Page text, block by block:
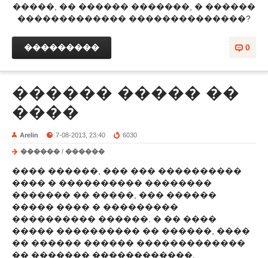
�����, �� ������ �������, � ������
������������� ��������������?
0
���������
������ ����� ��
����
Arelin 7-08-2013, 23:40 6030
������ / ������
���� ������, ��� ��� ����������
���� � ���������� ��������
������� �� �����, ��� ������
����� ���� � ���������
���������� ������. � �� ����
����� ���������� �� ������, ����
�� ������ ������ �������������
�� ������� ������������.